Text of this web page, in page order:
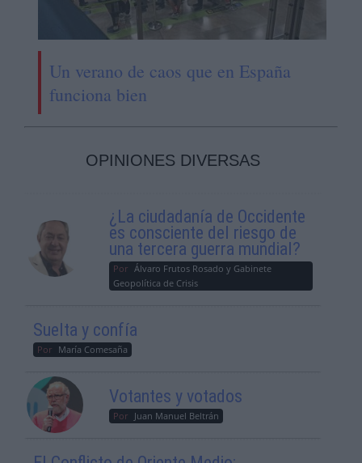
Un verano de caos que en España
funciona bien
OPINIONES DIVERSAS
¿La ciudadanía de Occidente
es consciente del riesgo de
una tercera guerra mundial?
Por Álvaro Frutos Rosado y Gabinete
Geopolítica de Crisis
Suelta y confía
Por María Comesaña
Votantes y votados
Por Juan Manuel Beltrán